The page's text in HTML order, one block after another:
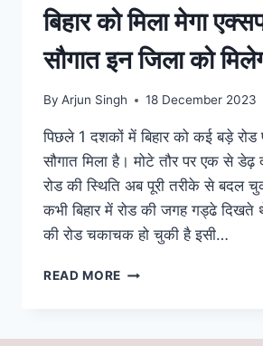
बिहार को मिला मेगा
सौगात इन जिला को
By Arjun Singh 18 December 2023
पिछले 1 दशकों में बिहार को कई बड़े रोड
सौगात मिला है। मोटे तौर पर एक से डेढ़
रोड की स्थिति अब पूरी तरीके से बदल
कभी बिहार में रोड की जगह गड्ढे दिखते
की रोड चकाचक हो चुकी है इसी…
READ MORE BIHAR